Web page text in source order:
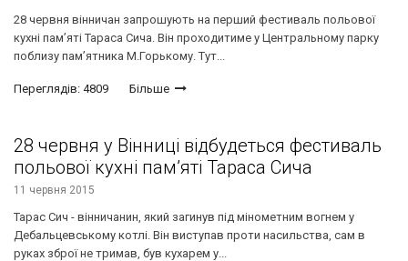
28 червня вінничан запрошують на перший фестиваль польової
кухні пам’яті Тараса Сича. Він проходитиме у Центральному парку
поблизу пам’ятника М.Горькому. Тут...
Переглядів: 4809 Більше
28 червня у Вінниці відбудеться фестиваль
польової кухні пам’яті Тараса Сича
11 червня 2015
Тарас Сич - вінничанин, який загинув під мінометним вогнем у
Дебальцевському котлі. Він виступав проти насильства, сам в
руках зброї не тримав, був кухарем у...